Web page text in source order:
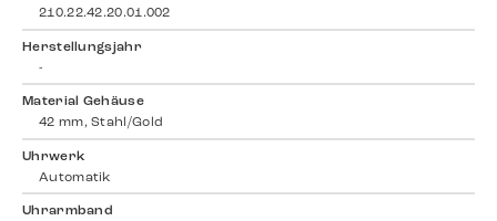
210.22.42.20.01.002
Herstellungsjahr
-
Material Gehäuse
42 mm, Stahl/Gold
Uhrwerk
Automatik
Uhrarmband